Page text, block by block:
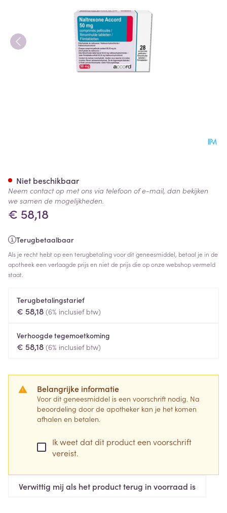
€ 58,18
Terugbetaalbaar
Als je recht hebt op een terugbetaling voor dit geneesmiddel, betaal je in de
apotheek een verlaagde prijs en niet de prijs die op onze webshop vermeld
staat.
Terugbetalingstarief
€ 58,18 (6% inclusief btw)
Verhoogde tegemoetkoming
€ 58,18 (6% inclusief btw)
Belangrijke informatie
Voor dit geneesmiddel is een voorschrift nodig. Na
beoordeling door de apotheker kan je het komen
afhalen en betalen.
Ik weet dat dit product een voorschrift
vereist.
Verwittig mij als het product terug in voorraad is
Niet beschikbaar
Neem contact op met ons via telefoon of e-mail, dan bekijken
we samen de mogelijkheden.